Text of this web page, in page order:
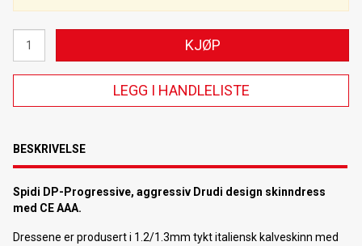
KJØP
LEGG I HANDLELISTE
BESKRIVELSE
Spidi DP-Progressive, aggressiv Drudi design skinndress
med CE AAA.
Dressene er produsert i 1.2/1.3mm tykt italiensk kalveskinn med